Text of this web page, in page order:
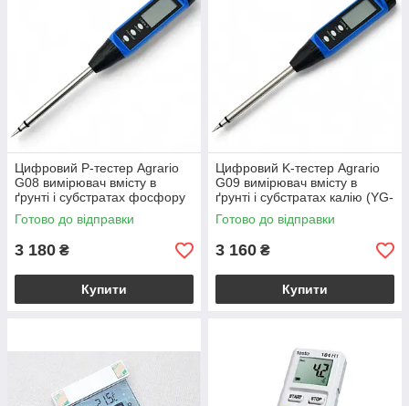
Цифровий P-тестер Agrario
G08 вимірювач вмісту в
ґрунті і субстратах фосфору
(YG-LY608)
Готово до відправки
3 180 ₴
Купити
Цифровий K-тестер Agrario
G09 вимірювач вмісту в
ґрунті і субстратах калію (YG-
LY609)
Готово до відправки
3 160 ₴
Купити